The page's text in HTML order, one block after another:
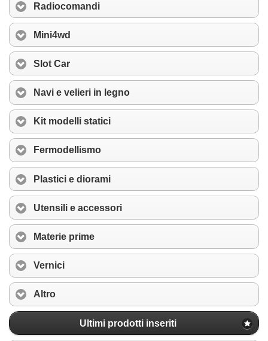
Radiocomandi
Mini4wd
Slot Car
Navi e velieri in legno
Kit modelli statici
Fermodellismo
Plastici e diorami
Utensili e accessori
Materie prime
Vernici
Altro
Ultimi prodotti inseriti